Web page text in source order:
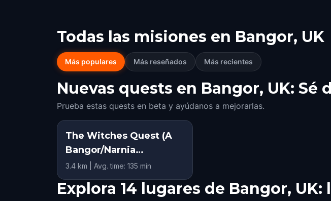
Todas las misiones en Bangor, UK
Más populares Más reseñados Más recientes
Nuevas quests en Bangor, UK:
Prueba estas quests en beta y ayúdanos a mejorarlas.
The Witches Quest (A
Bangor/Narnia
adventure)
3.4 km | Avg. time: 135 min
Explora 14 lugares de Bangor,